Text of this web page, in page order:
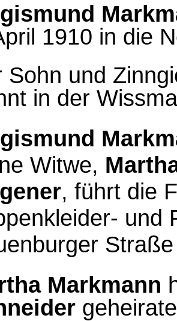
1910 in die
Sohn und
in der
Witwe,
, führt die
und
Markmann